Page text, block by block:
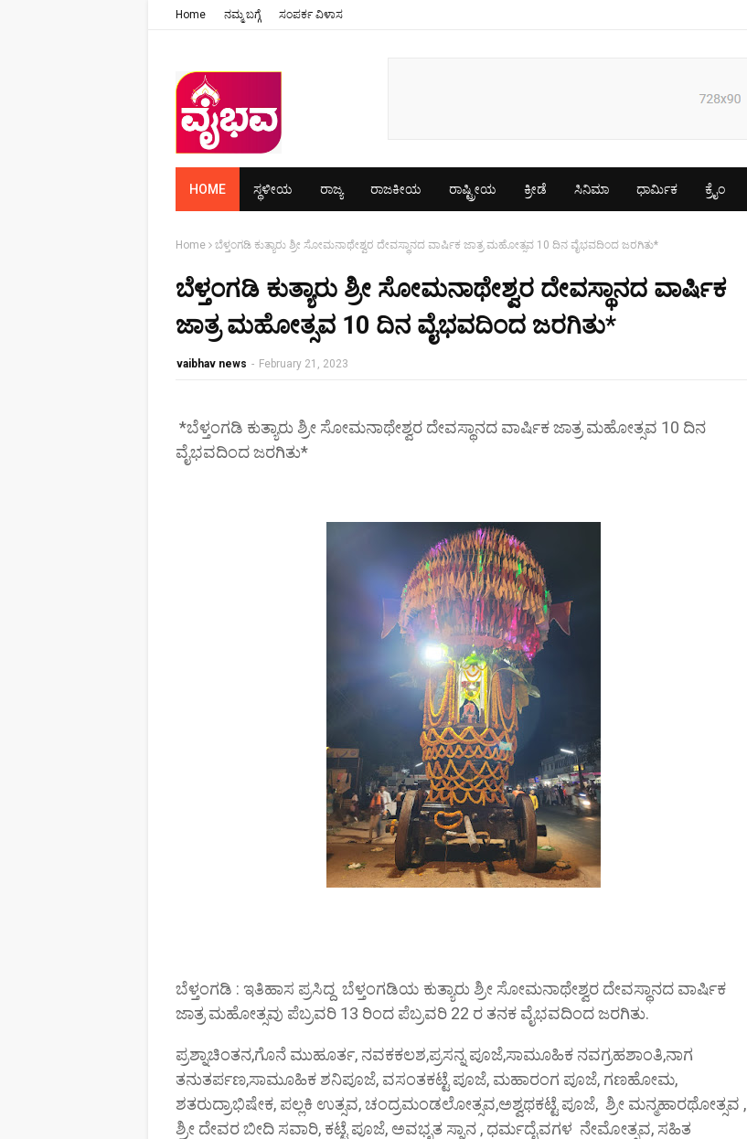
Home ನಮ್ಮ ಬಗ್ಗೆ ಸಂಪರ್ಕ ವಿಳಾಸ
HOME ಸ್ಥಳೀಯ ರಾಜ್ಯ ರಾಜಕೀಯ ರಾಷ್ಟ್ರೀಯ ಕ್ರೀಡೆ ಸಿನಿಮಾ ಧಾರ್ಮಿಕ ಕ್ರೈಂ
Home ಬೆಳ್ತಂಗಡಿ ಕುತ್ಯಾರು ಶ್ರೀ ಸೋಮನಾಥೇಶ್ವರ ದೇವಸ್ಥಾನದ ವಾರ್ಷಿಕ ಜಾತ್ರ ಮಹೋತ್ಸವ 10 ದಿನ ವೈಭವದಿಂದ ಜರಗಿತು*
ಬೆಳ್ತಂಗಡಿ ಕುತ್ಯಾರು ಶ್ರೀ ಸೋಮನಾಥೇಶ್ವರ ದೇವಸ್ಥಾನದ ವಾರ್ಷಿಕ
ಜಾತ್ರ ಮಹೋತ್ಸವ 10 ದಿನ ವೈಭವದಿಂದ ಜರಗಿತು*
vaibhav news - February 21, 2023
*ಬೆಳ್ತಂಗಡಿ ಕುತ್ಯಾರು ಶ್ರೀ ಸೋಮನಾಥೇಶ್ವರ ದೇವಸ್ಥಾನದ ವಾರ್ಷಿಕ ಜಾತ್ರ ಮಹೋತ್ಸವ 10 ದಿನ
ವೈಭವದಿಂದ ಜರಗಿತು*
ಬೆಳ್ತಂಗಡಿ : ಇತಿಹಾಸ ಪ್ರಸಿದ್ದ ಬೆಳ್ತಂಗಡಿಯ ಕುತ್ಯಾರು ಶ್ರೀ ಸೋಮನಾಥೇಶ್ವರ ದೇವಸ್ಥಾನದ ವಾರ್ಷಿಕ
ಜಾತ್ರ ಮಹೋತ್ಸವು ಪೆಬ್ರವರಿ 13 ರಿಂದ ಪೆಬ್ರವರಿ 22 ರ ತನಕ ವೈಭವದಿಂದ ಜರಗಿತು.
ಪ್ರಶ್ನಾಚಿಂತನ,ಗೊನೆ ಮುಹೂರ್ತ, ನವಕಕಲಶ,ಪ್ರಸನ್ನ ಪೂಜೆ,ಸಾಮೂಹಿಕ ನವಗ್ರಹಶಾಂತಿ,ನಾಗ
ತನುತರ್ಪಣ,ಸಾಮೂಹಿಕ ಶನಿಪೂಜೆ, ವಸಂತಕಟ್ಟೆ ಪೂಜೆ, ಮಹಾರಂಗ ಪೂಜೆ, ಗಣಹೋಮ,
ಶತರುದ್ರಾಭಿಷೇಕ, ಪಲ್ಲಕಿ ಉತ್ಸವ, ಚಂದ್ರಮಂಡಲೋತ್ಸವ,ಅಶ್ವಥಕಟ್ಟೆ ಪೂಜೆ, ಶ್ರೀ ಮನ್ಮಹಾರಥೋತ್ಸವ ‌,
ಶ್ರೀ ದೇವರ ಬೀದಿ ಸವಾರಿ, ಕಟ್ಟೆ ಪೂಜೆ, ಅವಭೃತ ಸ್ನಾನ , ಧರ್ಮದೈವಗಳ ನೇಮೋತ್ಸವ, ಸಹಿತ